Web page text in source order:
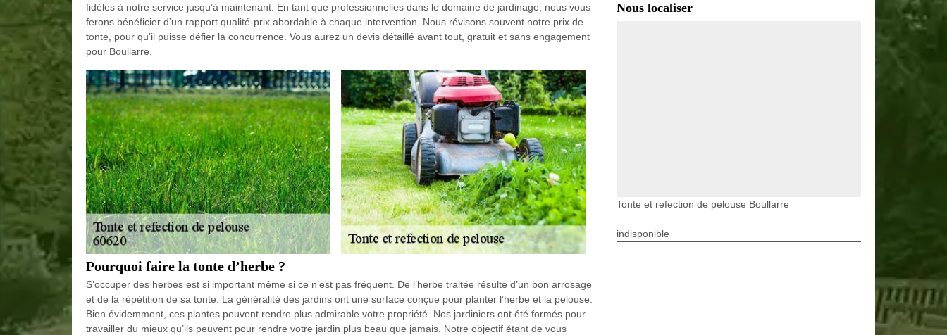
fidèles à notre service jusqu’à maintenant. En tant que professionnelles dans le domaine de jardinage, nous vous
ferons bénéficier d’un rapport qualité-prix abordable à chaque intervention. Nous révisons souvent notre prix de
tonte, pour qu’il puisse défier la concurrence. Vous aurez un devis détaillé avant tout, gratuit et sans engagement
pour Boullarre.
Pourquoi faire la tonte d’herbe ?
S’occuper des herbes est si important même si ce n’est pas fréquent. De l’herbe traitée résulte d’un bon arrosage
et de la répétition de sa tonte. La généralité des jardins ont une surface conçue pour planter l’herbe et la pelouse.
Bien évidemment, ces plantes peuvent rendre plus admirable votre propriété. Nos jardiniers ont été formés pour
travailler du mieux qu’ils peuvent pour rendre votre jardin plus beau que jamais. Notre objectif étant de vous
Nous localiser
Tonte et refection de pelouse Boullarre
indisponible